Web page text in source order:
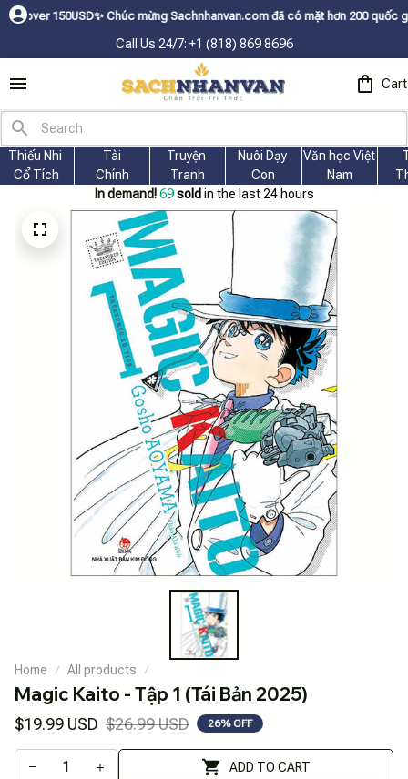
✨Chúc mừng Sachnhanvan.com đã có mặt hơn 200 quốc gia như Mỹ,
Call Us 24/7: +1 (818) 869 8696
Cart
Thiếu Nhi
Cổ Tích
Tài
Chính
Truyện
Tranh
Nuôi Dạy
Con
Văn học Việt
Nam
In demand! 69 sold in the last 24 hours
Home All products
Magic Kaito - Tập 1 (Tái Bản 2025)
$19.99 USD $26.99 USD 26% OFF
ADD TO CART